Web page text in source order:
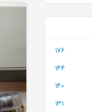
176
144
140
131